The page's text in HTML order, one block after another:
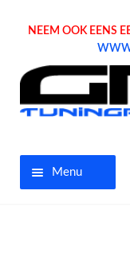
NEEM OOK EENS
Menu